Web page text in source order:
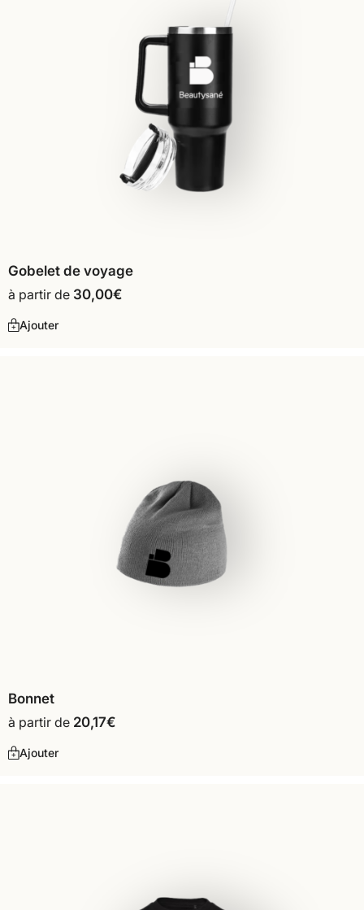
Gobelet de voyage
à partir de 30,00€
Ajouter
Bonnet
à partir de 20,17€
Ajouter